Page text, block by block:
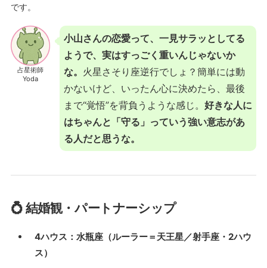
です。
占星術師
Yoda
小山さんの恋愛って、一見サラッとしてる
ようで、実はすっごく重いんじゃないか
な。 火星さそり座逆行でしょ？簡単には動
かないけど、いったん心に決めたら、最後
まで“覚悟”を背負うような感じ。 好きな人に
はちゃんと「守る」っていう強い意志があ
る人だと思うな。
💍 結婚観・パートナーシップ
4ハウス：水瓶座（ルーラー＝天王星／射手座・2ハウ
ス）